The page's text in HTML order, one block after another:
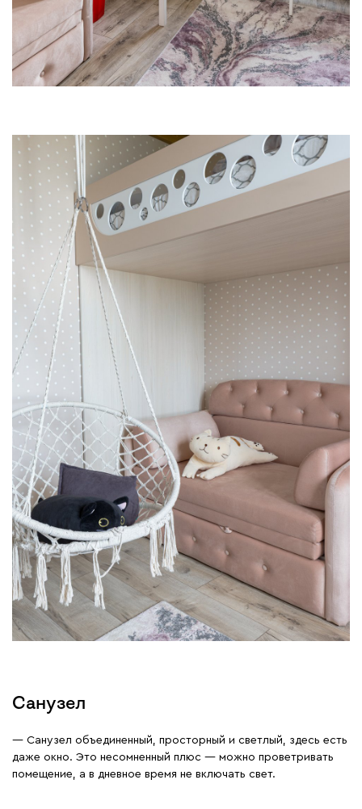
Санузел
— Санузел объединенный, просторный и светлый, здесь есть
даже окно. Это несомненный плюс — можно проветривать
помещение, а в дневное время не включать свет.